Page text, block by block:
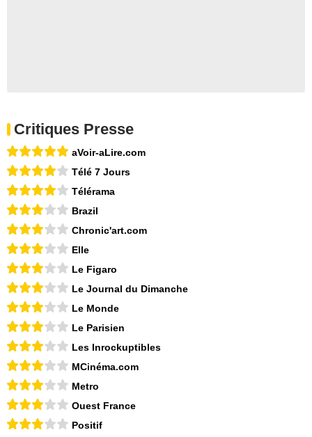
Critiques Presse
aVoir-aLire.com
Télé 7 Jours
Télérama
Brazil
Chronic'art.com
Elle
Le Figaro
Le Journal du Dimanche
Le Monde
Le Parisien
Les Inrockuptibles
MCinéma.com
Metro
Ouest France
Positif